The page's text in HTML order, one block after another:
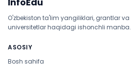
O'zbekiston ta'lim yangiliklari, grantlar va
universitetlar haqidagi ishonchli manba.
ASOSIY
Bosh sahifa